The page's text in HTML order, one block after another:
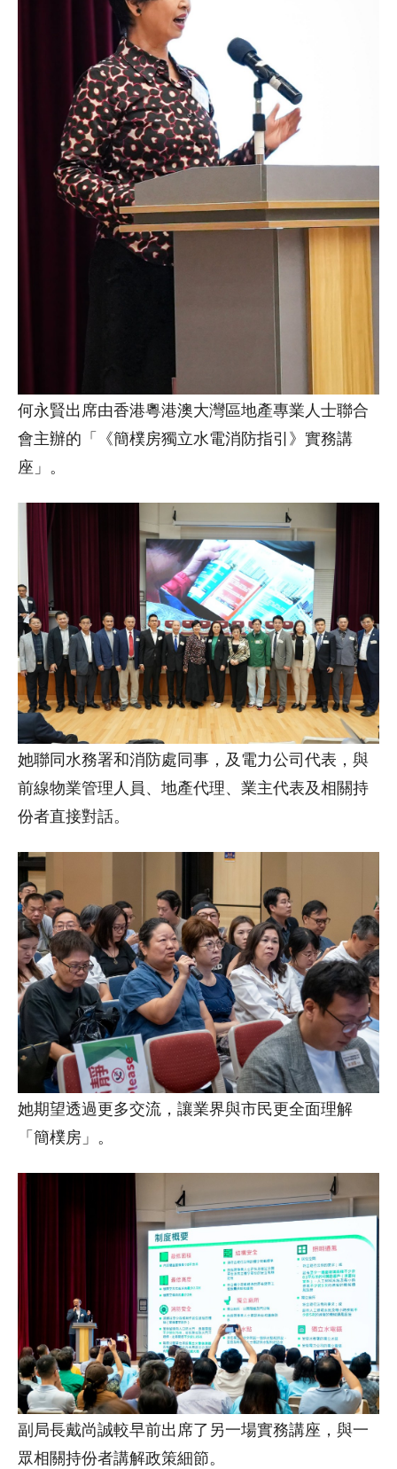
何永賢出席由香港粵港澳大灣區地產專業人士聯合
會主辦的「《簡樸房獨立水電消防指引》實務講
座」。
她聯同水務署和消防處同事，及電力公司代表，與
前線物業管理人員、地產代理、業主代表及相關持
份者直接對話。
她期望透過更多交流，讓業界與市民更全面理解
「簡樸房」。
副局長戴尚誠較早前出席了另一場實務講座，與一
眾相關持份者講解政策細節。